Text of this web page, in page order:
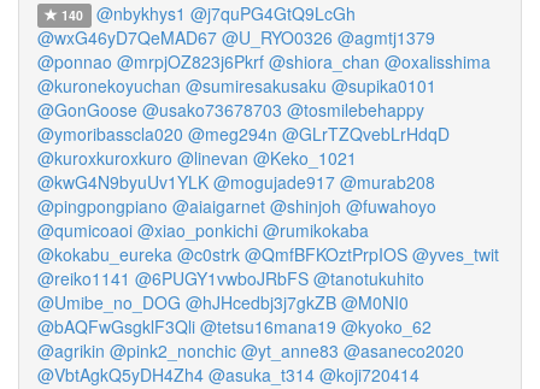
140 @nbykhys1 @j7quPG4GtQ9LcGh
@wxG46yD7QeMAD67 @U_RYO0326 @agmtj1379
@ponnao @mrpjOZ823j6Pkrf @shiora_chan @oxalisshima
@kuronekoyuchan @sumiresakusaku @supika0101
@GonGoose @usako73678703 @tosmilebehappy
@ymoribasscla020 @meg294n @GLrTZQvebLrHdqD
@kuroxkuroxkuro @linevan @Keko_1021
@kwG4N9byuUv1YLK @mogujade917 @murab208
@pingpongpiano @aiaigarnet @shinjoh @fuwahoyo
@qumicoaoi @xiao_ponkichi @rumikokaba
@kokabu_eureka @c0strk @QmfBFKOztPrpIOS @yves_twit
@reiko1141 @6PUGY1vwboJRbFS @tanotukuhito
@Umibe_no_DOG @hJHcedbj3j7gkZB @M0NI0
@bAQFwGsgklF3Qli @tetsu16mana19 @kyoko_62
@agrikin @pink2_nonchic @yt_anne83 @asaneco2020
@VbtAgkQ5yDH4Zh4 @asuka_t314 @koji720414